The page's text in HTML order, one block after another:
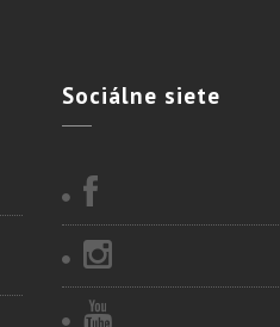
Sociálne siete